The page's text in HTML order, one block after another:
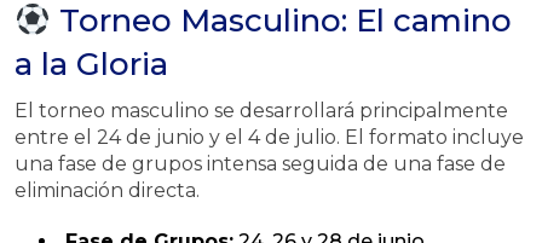
Torneo Masculino: El camino
a la Gloria
El torneo masculino se desarrollará principalmente
entre el 24 de junio y el 4 de julio. El formato incluye
una fase de grupos intensa seguida de una fase de
eliminación directa.